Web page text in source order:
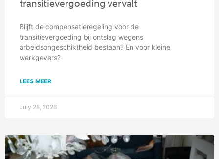
transitievergoeding vervalt
Blijft de compensatieregeling voor de
transitievergoeding bij ontslag wegens
arbeidsongeschiktheid bestaan? En voor kleine
werkgevers?
LEES MEER
July 28, 2026